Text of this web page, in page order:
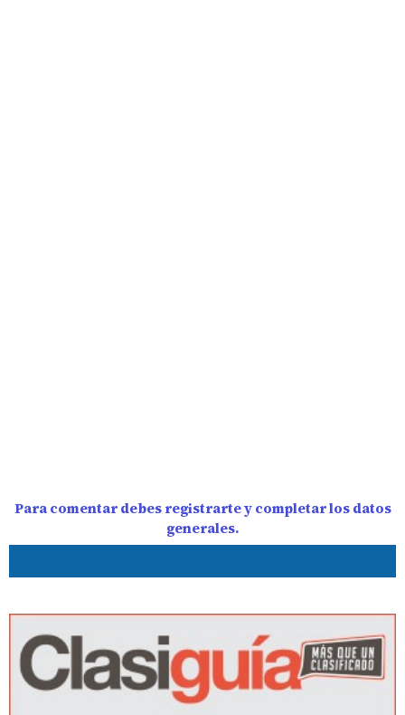
Para comentar debes registrarte y completar los datos
generales.